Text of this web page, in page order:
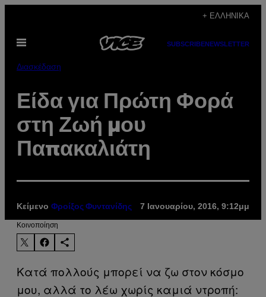
περιεχόμενο
+ ΕΛΛΗΝΙΚΆ
Ανοίξτε
SUBSCRIBENEWSLETTER
Διασκέδαση
Είδα για Πρώτη Φορά
στη Ζωή μου
Παπακαλιάτη
Κείμενο Φροίξος Φυντανίδης 7 Ιανουαρίου, 2016, 9:12μμ
Kοινοποίηση
Κατά πολλούς μπορεί να ζω στον κόσμο
μου, αλλά το λέω χωρίς καμιά ντροπή: